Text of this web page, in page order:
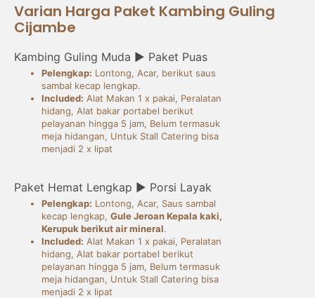
Varian Harga Paket Kambing Guling
Cijambe
Kambing Guling Muda ► Paket Puas
Pelengkap: Lontong, Acar, berikut saus
sambal kecap lengkap.
Included: Alat Makan 1 x pakai, Peralatan
hidang, Alat bakar portabel berikut
pelayanan hingga 5 jam, Belum termasuk
meja hidangan, Untuk Stall Catering bisa
menjadi 2 x lipat
Paket Hemat Lengkap ► Porsi Layak
Pelengkap: Lontong, Acar, Saus sambal
kecap lengkap, Gule Jeroan Kepala kaki,
Kerupuk berikut air mineral.
Included: Alat Makan 1 x pakai, Peralatan
hidang, Alat bakar portabel berikut
pelayanan hingga 5 jam, Belum termasuk
meja hidangan, Untuk Stall Catering bisa
menjadi 2 x lipat